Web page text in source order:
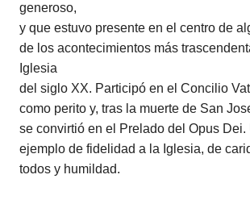
generoso,
y que estuvo presente en el centro de
de los acontecimientos más
Iglesia
del siglo XX. Participó en el Concilio
como perito y, tras la muerte de San
se convirtió en el Prelado del Opus Dei.
ejemplo de fidelidad a la Iglesia, de
todos y humildad.